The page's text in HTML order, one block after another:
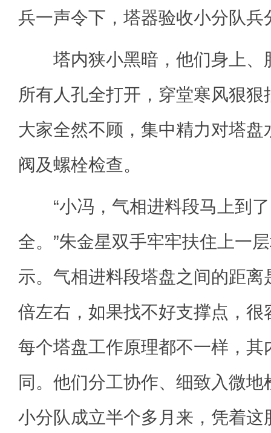
兵一声令下，塔器验收小分队兵
塔内狭小黑暗，他们身上、
所有人孔全打开，穿堂寒风狠
大家全然不顾，集中精力对塔
阀及螺栓检查。
“小冯，气相进料段马上到了
全。”朱金星双手牢牢扶住上一
示。气相进料段塔盘之间的距离
倍左右，如果找不好支撑点，很
每个塔盘工作原理都不一样，其
同。他们分工协作、细致入微
小分队成立半个多月来，凭着这